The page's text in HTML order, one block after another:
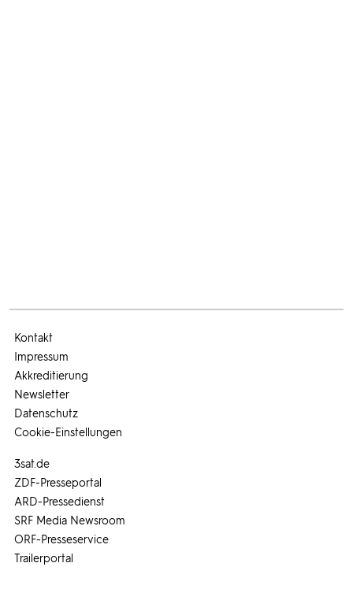
3sat.de
ZDF-Presseportal
ARD-Pressedienst
SRF Media Newsroom
ORF-Presseservice
Trailerportal
Kontakt
Impressum
Akkreditierung
Newsletter
Datenschutz
Cookie-Einstellungen